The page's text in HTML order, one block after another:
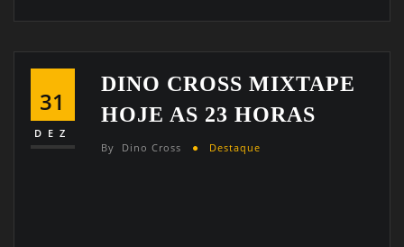
31
DEZ
DINO CROSS MIXTAPE
HOJE AS 23 HORAS
By Dino Cross Destaque